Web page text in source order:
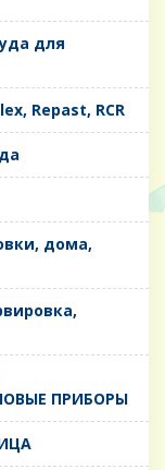
для
Repast, RCR
дома,
ПРИБОРЫ